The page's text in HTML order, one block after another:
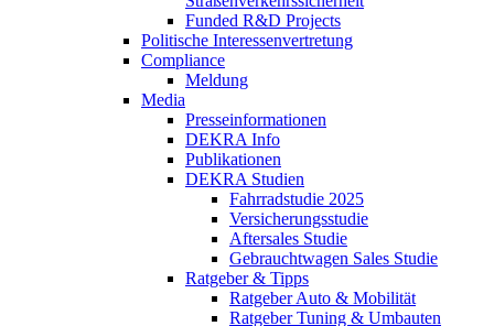
Funded R&D Projects
Politische Interessenvertretung
Compliance
Meldung
Media
Presseinformationen
DEKRA Info
Publikationen
DEKRA Studien
Fahrradstudie 2025
Versicherungsstudie
Aftersales Studie
Gebrauchtwagen Sales Studie
Ratgeber & Tipps
Ratgeber Auto & Mobilität
Ratgeber Tuning & Umbauten